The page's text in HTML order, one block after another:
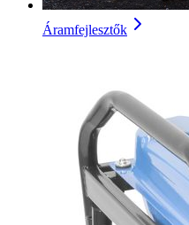
Áramfejlesztők